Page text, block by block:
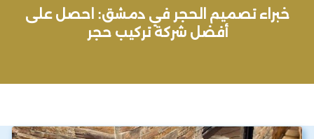
خبراء تصميم الحجر في دمشق: احصل على
أفضل شركة تركيب حجر